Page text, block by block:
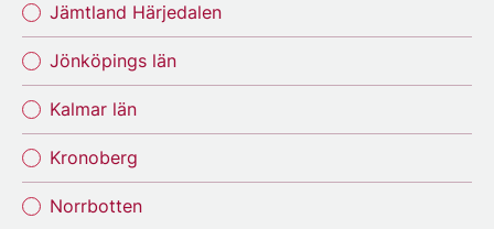
Jämtland Härjedalen
Jönköpings län
Kalmar län
Kronoberg
Norrbotten